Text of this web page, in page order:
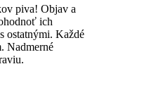
piva! Objav a
ich
ostatnými. Každé
Nadmerné